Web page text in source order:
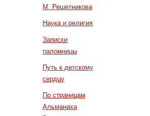
М. Решетникова
Наука и религия
Записки
паломницы
Путь к детскому
сердцу
По страницам
Альманаха